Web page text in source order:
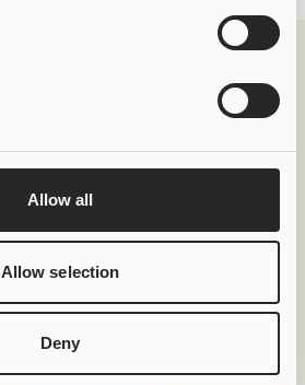
Allow all
Allow selection
Deny